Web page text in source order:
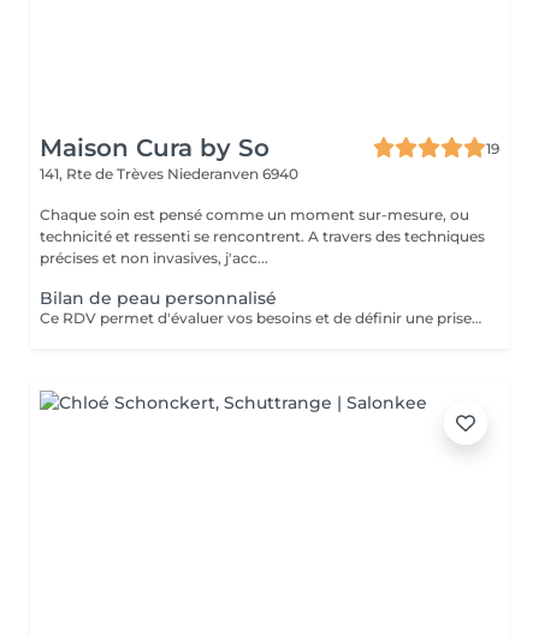
Maison Cura by So
19
141, Rte de Trèves Niederanven 6940
Chaque soin est pensé comme un moment sur-mesure, ou
technicité et ressenti se rencontrent. A travers des techniques
précises et non invasives, j'acc...
Bilan de peau personnalisé
Ce RDV permet d'évaluer vos besoins et de définir une prise en charge adaptée à votre peau. A travers un échange approfondi et une observation précise, nous déterminons ensemble les soins les plus appropriés, ainsi que la durée éventuelle du traitement selon les objectifs. Un moment essentiel pour construire un protocole personnalisé, en accord avec vos attentes. Le bilan est offert pour toute réservation d'un soin ou d'une cure à la suite du rendez-vous.